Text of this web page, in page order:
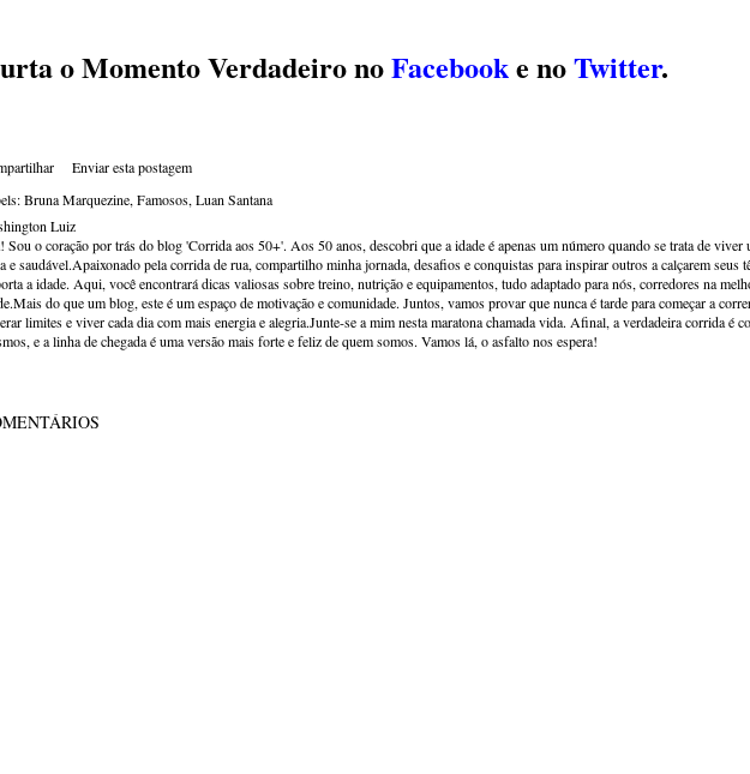
o Momento Verdadeiro noFacebooke noTwitter.
Enviar esta postagem
Bruna Marquezine Famosos Luan Santana
Luiz
Sou o coração por trás do blog 'Corrida aos 50+'. Aos 50 anos, descobri que a idade é apenas um número quando se trata de viver
e saudável.Apaixonado pela corrida de rua, compartilho minha jornada, desafios e conquistas para inspirar outros a calçarem seus
a idade. Aqui, você encontrará dicas valiosas sobre treino, nutrição e equipamentos, tudo adaptado para nós, corredores na
do que um blog, este é um espaço de motivação e comunidade. Juntos, vamos provar que nunca é tarde para começar a
limites e viver cada dia com mais energia e alegria.Junte-se a mim nesta maratona chamada vida. Afinal, a verdadeira corrida é
e a linha de chegada é uma versão mais forte e feliz de quem somos. Vamos lá, o asfalto nos espera!